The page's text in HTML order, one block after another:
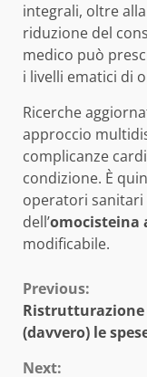
integrali, oltre
riduzione del
medico può
i livelli ematici di
Ricerche
approccio
complicanze
condizione. È
operatori sanitari
dell’omocisteina
modificabile.
Continue
Reading
Previous:
(davvero) le
Next: